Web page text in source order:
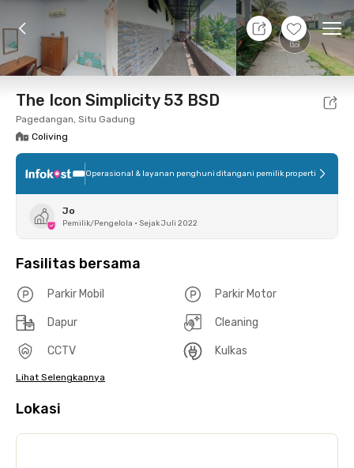
+3
8 Agt 26 - Belum tahu
Foto Fasilitas bersama Lokasi Kamar
The Icon Simplicity 53 BSD
Pagedangan, Situ Gadung
Coliving
Operasional & layanan penghuni ditangani pemilik properti
Jo
Pemilik/Pengelola • Sejak Juli 2022
Fasilitas bersama
Parkir Mobil Parkir Motor
Dapur Cleaning
CCTV Kulkas
Lihat Selengkapnya
Lokasi